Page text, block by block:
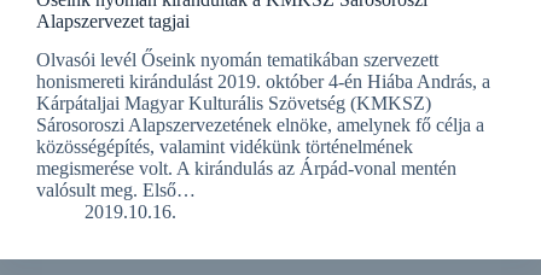
Alapszervezet tagjai
Olvasói levél Őseink nyomán tematikában szervezett
honismereti kirándulást 2019. október 4-én Hiába András, a
Kárpátaljai Magyar Kulturális Szövetség (KMKSZ)
Sárosoroszi Alapszervezetének elnöke, amelynek fő célja a
közösségépítés, valamint vidékünk történelmének
megismerése volt. A kirándulás az Árpád-vonal mentén
valósult meg. Első…
2019.10.16.